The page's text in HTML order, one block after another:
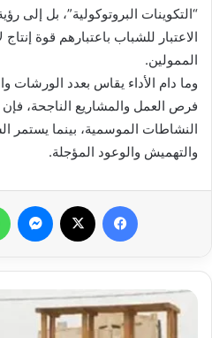
“التكوينات البروتوكولية”، بل إلى
الاعتبار للشباب باعتبارهم قوة
الممولين.
وما دام الأداء يقاس بعدد الورشات
فرص العمل والمشاريع الناجحة،
النشاطات الموسمية، بينما يستمر
والتهميش والوعود المؤجلة.
فيسبوك